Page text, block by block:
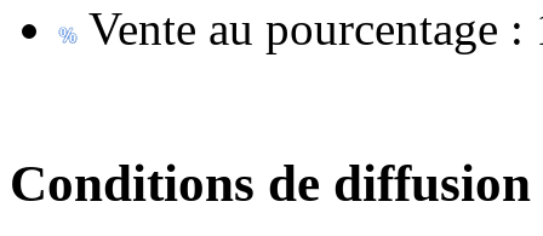
Vente au pourcentage :
Conditions de diffusion